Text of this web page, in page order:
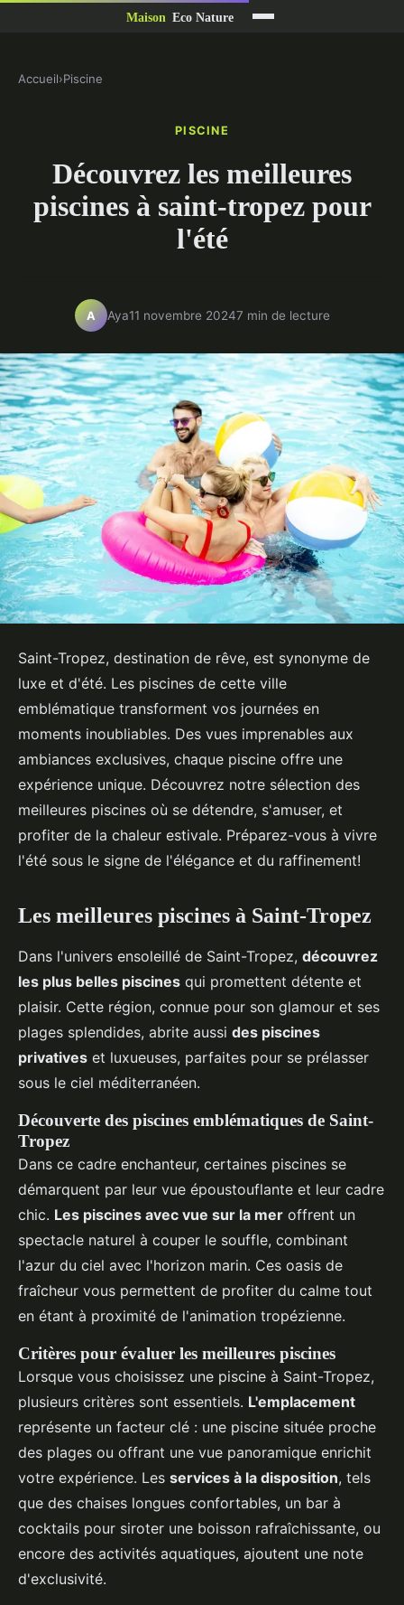
Accueil›Piscine
PISCINE
Découvrez les meilleures
piscines à saint-tropez pour
l'été
A Aya11 novembre 20247 min de lecture
Saint-Tropez, destination de rêve, est synonyme de
luxe et d'été. Les piscines de cette ville
emblématique transforment vos journées en
moments inoubliables. Des vues imprenables aux
ambiances exclusives, chaque piscine offre une
expérience unique. Découvrez notre sélection des
meilleures piscines où se détendre, s'amuser, et
profiter de la chaleur estivale. Préparez-vous à vivre
l'été sous le signe de l'élégance et du raffinement!
Les meilleures piscines à Saint-Tropez
Dans l'univers ensoleillé de Saint-Tropez, découvrez
les plus belles piscines qui promettent détente et
plaisir. Cette région, connue pour son glamour et ses
plages splendides, abrite aussi des piscines
privatives et luxueuses, parfaites pour se prélasser
sous le ciel méditerranéen.
Découverte des piscines emblématiques de Saint-
Tropez
Dans ce cadre enchanteur, certaines piscines se
démarquent par leur vue époustouflante et leur cadre
chic. Les piscines avec vue sur la mer offrent un
spectacle naturel à couper le souffle, combinant
l'azur du ciel avec l'horizon marin. Ces oasis de
fraîcheur vous permettent de profiter du calme tout
en étant à proximité de l'animation tropézienne.
Critères pour évaluer les meilleures piscines
Lorsque vous choisissez une piscine à Saint-Tropez,
plusieurs critères sont essentiels. L'emplacement
représente un facteur clé : une piscine située proche
des plages ou offrant une vue panoramique enrichit
votre expérience. Les services à la disposition, tels
que des chaises longues confortables, un bar à
cocktails pour siroter une boisson rafraîchissante, ou
encore des activités aquatiques, ajoutent une note
d'exclusivité.